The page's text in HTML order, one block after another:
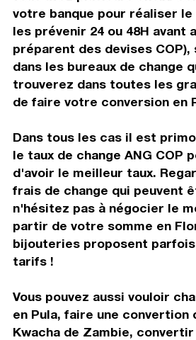
votre banque pour réaliser le
les prévenir 24 ou 48H avant
préparent des devises COP),
dans les bureaux de change
trouverez dans toutes les
de faire votre conversion en
Dans tous les cas il est
le taux de change ANG COP
d'avoir le meilleur taux.
frais de change qui peuvent
n'hésitez pas à négocier le
partir de votre somme en
bijouteries proposent
tarifs !
Vous pouvez aussi vouloir
en Pula, faire une convertion
Kwacha de Zambie,